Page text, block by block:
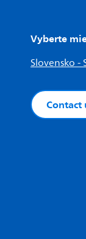
Vyberte
Slovensko -
Contact